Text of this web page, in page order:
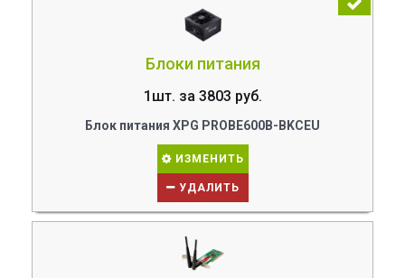
Блоки питания
1шт. за 3803 руб.
Блок питания XPG PROBE600B-BKCEU
ИЗМЕНИТЬ
УДАЛИТЬ